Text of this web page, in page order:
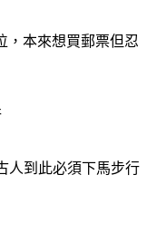
，本來想買郵票但忍
人到此必須下馬步行